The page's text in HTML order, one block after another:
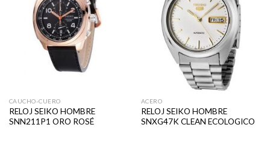
CAUCHO-CUERO
RELOJ SEIKO HOMBRE
SNN211P1 ORO ROSÉ
ACERO
RELOJ SEIKO HOMBRE
SNXG47K CLEAN ECOLOGICO